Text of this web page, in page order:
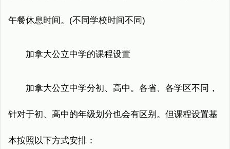
午餐休息时间。(不同学校时间不同)
加拿大公立中学的课程设置
加拿大公立中学分初、高中。各省、各学区不同，
针对于初、高中的年级划分也会有区别。但课程设置基
本按照以下方式安排：